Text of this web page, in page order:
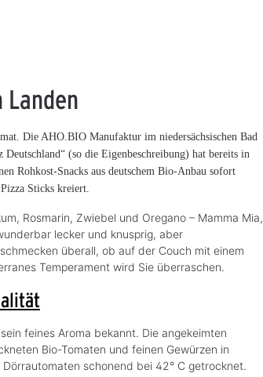
Die AHO.BIO Manufaktur im niedersächsischen Bad
(so die Eigenbeschreibung) hat bereits in
Rohkost-Snacks aus deutschem Bio-Anbau sofort
Sticks kreiert.
Rosmarin, Zwiebel und Oregano – Mamma Mia,
lecker und knusprig, aber
überall, ob auf der Couch mit einem
Temperament wird Sie überraschen.
feines Aroma bekannt. Die angekeimten
Bio-Tomaten und feinen Gewürzen in
schonend bei 42° C getrocknet.